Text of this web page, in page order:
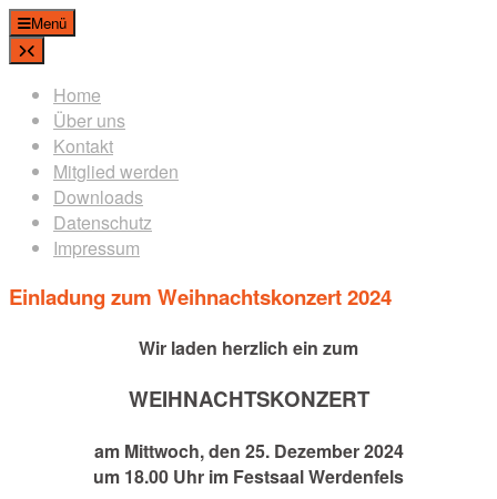
Menü
Home
Über uns
Kontakt
Mitglied werden
Downloads
Datenschutz
Impressum
Einladung zum Weihnachtskonzert 2024
Wir laden herzlich ein zum
WEIHNACHTSKONZERT
am Mittwoch, den 25. Dezember 2024
um 18.00 Uhr im Festsaal Werdenfels